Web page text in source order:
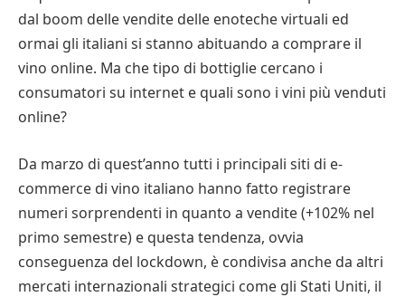
dal boom delle vendite delle enoteche virtuali ed
ormai gli italiani si stanno abituando a comprare il
vino online. Ma che tipo di bottiglie cercano i
consumatori su internet e quali sono i vini più venduti
online?
Da marzo di quest’anno tutti i principali siti di e-
commerce di vino italiano hanno fatto registrare
numeri sorprendenti in quanto a vendite (+102% nel
primo semestre) e questa tendenza, ovvia
conseguenza del lockdown, è condivisa anche da altri
mercati internazionali strategici come gli Stati Uniti, il